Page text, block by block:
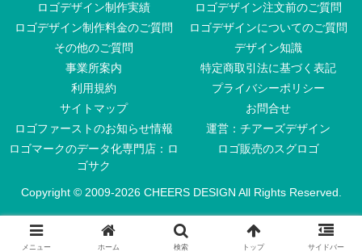
ロゴデザイン制作実績
ロゴデザイン注文前のご質問
ロゴデザイン制作料金のご質問
ロゴデザインについてのご質問
その他のご質問
デザイン知識
事業所案内
特定商取引法に基づく表記
利用規約
プライバシーポリシー
サイトマップ
お問合せ
ロゴファーストのお知らせ情報
運営：チアーズデザイン
ロゴマークのデータ化専門店：ロ
ゴサク
ロゴ販売のスグロゴ
Copyright © 2009-2026 CHEERS DESIGN All Rights Reserved.
メニュー ホーム 検索 トップ サイドバー